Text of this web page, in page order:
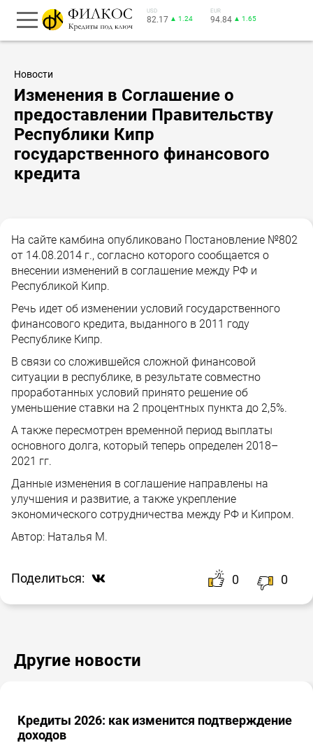
USD
82.17 ▲ 1.24
EUR
94.84 ▲ 1.65
Новости
Изменения в Соглашение о
предоставлении Правительству
Республики Кипр
государственного финансового
кредита
На сайте камбина опубликовано Постановление №802
от 14.08.2014 г., согласно которого сообщается о
внесении изменений в соглашение между РФ и
Республикой Кипр.
Речь идет об изменении условий государственного
финансового кредита, выданного в 2011 году
Республике Кипр.
В связи со сложившейся сложной финансовой
ситуации в республике, в результате совместно
проработанных условий принято решение об
уменьшение ставки на 2 процентных пункта до 2,5%.
А также пересмотрен временной период выплаты
основного долга, который теперь определен 2018–
2021 гг.
Данные изменения в соглашение направлены на
улучшения и развитие, а также укрепление
экономического сотрудничества между РФ и Кипром.
Автор: Наталья М.
Поделиться: 0 0
Другие новости
Кредиты 2026: как изменится подтверждение
доходов